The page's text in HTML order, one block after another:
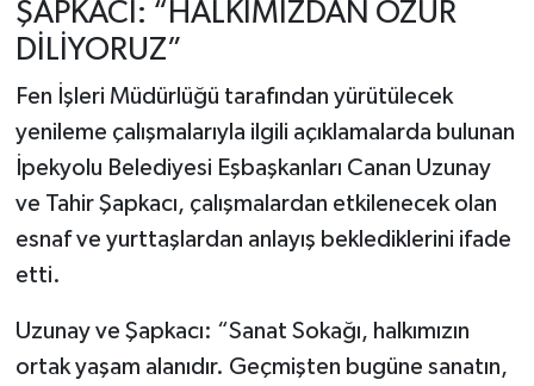
ŞAPKACI: “HALKIMIZDAN ÖZÜR
DİLİYORUZ”
Fen İşleri Müdürlüğü tarafından yürütülecek
yenileme çalışmalarıyla ilgili açıklamalarda bulunan
İpekyolu Belediyesi Eşbaşkanları Canan Uzunay
ve Tahir Şapkacı, çalışmalardan etkilenecek olan
esnaf ve yurttaşlardan anlayış beklediklerini ifade
etti.
Uzunay ve Şapkacı: “Sanat Sokağı, halkımızın
ortak yaşam alanıdır. Geçmişten bugüne sanatın,